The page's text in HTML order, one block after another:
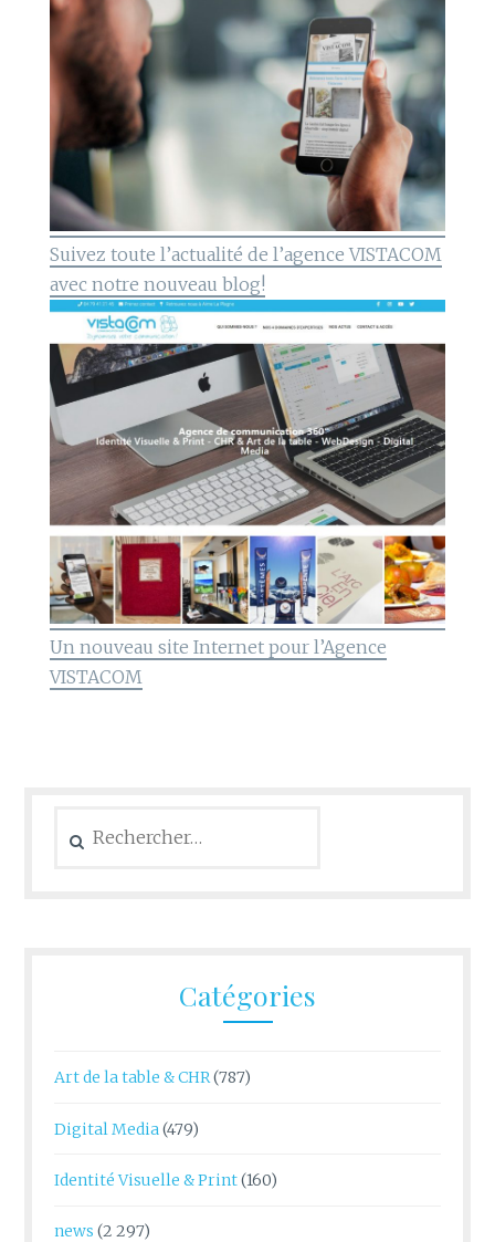
Suivez toute l’actualité de l’agence VISTACOM
avec notre nouveau blog!
Un nouveau site Internet pour l’Agence
VISTACOM
Catégories
Art de la table & CHR(787)
Digital Media (479)
Identité Visuelle & Print(160)
news (2 297)